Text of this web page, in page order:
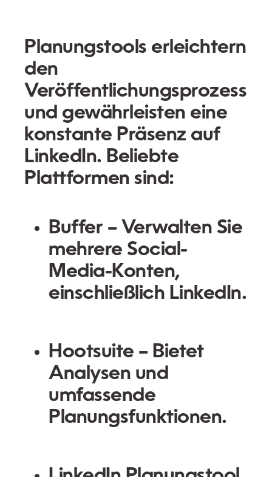
Planungstools erleichtern
den
Veröffentlichungsprozess
und gewährleisten eine
konstante Präsenz auf
LinkedIn. Beliebte
Plattformen sind:
Buffer– Verwalten Sie
mehrere Social-
Media-Konten,
einschließlich LinkedIn.
Hootsuite – Bietet
Analysen und
umfassende
Planungsfunktionen.